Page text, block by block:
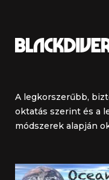
A legkorszerűbb,
oktatás szerint és a
módszerek alapján